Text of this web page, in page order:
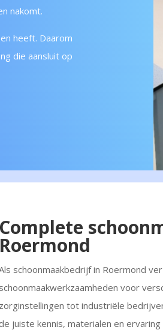
nakomt.
heeft. Daarom
die aansluit op
Complete
Roermond
schoonmaakbedrijf in Roermond
schoonmaakwerkzaamheden voor
zorginstellingen tot industriële
juiste kennis, materialen en